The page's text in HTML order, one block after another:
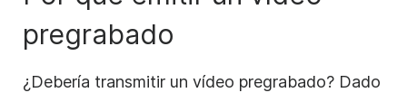
pregrabado
¿Debería transmitir un vídeo pregrabado? Dado